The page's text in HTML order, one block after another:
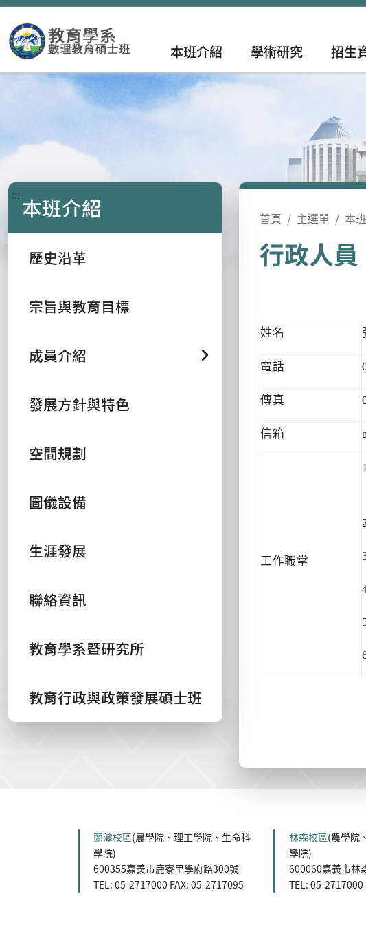
本班介紹 學術研究 招生
::: 本班介紹
歷史沿革
宗旨與教育目標
成員介紹
發展方針與特色
空間規劃
圖儀設備
生涯發展
聯絡資訊
教育學系暨研究所
教育行政與政策發展碩士班
首頁 主選單 本
行政人員
姓名
電話
傳真
信箱
工作職掌
蘭潭校區(農學院、理工學院、生命科
學院)
600355嘉義市鹿寮里學府路300號
TEL: 05-2717000 FAX: 05-2717095
林森校區(農學院
學院)
600060嘉義市林
TEL: 05-2717000